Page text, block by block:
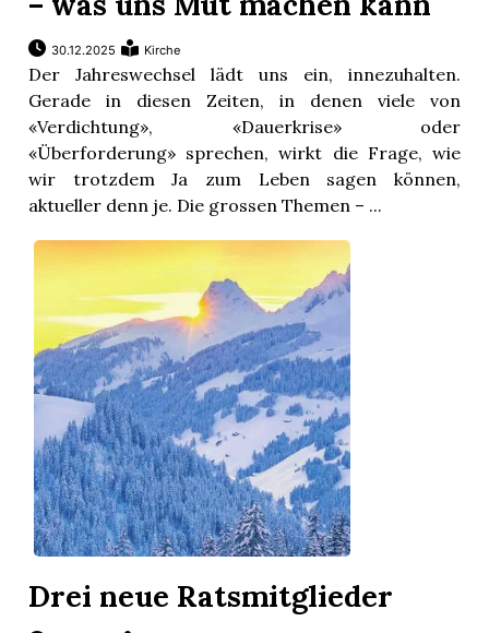
30.12.2025 Kirche
Der Jahreswechsel lädt uns ein, innezuhalten.
Gerade in diesen Zeiten, in denen viele von
«Verdichtung», «Dauerkrise» oder
«Überforderung» sprechen, wirkt die Frage, wie
wir trotzdem Ja zum Leben sagen können,
aktueller denn je. Die grossen Themen – ...
Drei neue Ratsmitglieder